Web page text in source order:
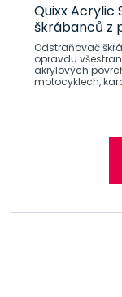
Quixx
škrábanců z
Odstraňovač
opravdu všestranný: Spolehlivě odstraňuje
akrylových
motocyklech,